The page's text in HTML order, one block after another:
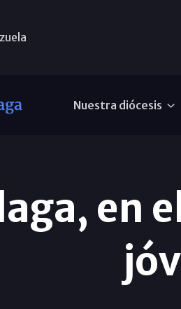
Nuestra diócesis
en